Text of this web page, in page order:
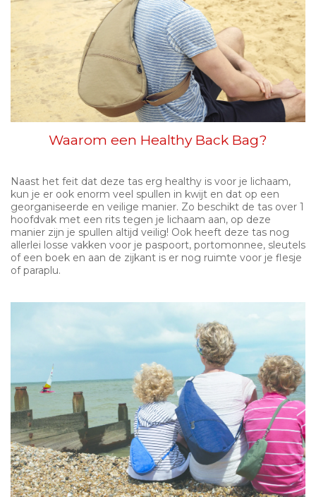
Waarom een Healthy Back Bag?
Naast het feit dat deze tas erg healthy is voor je lichaam,
kun je er ook enorm veel spullen in kwijt en dat op een
georganiseerde en veilige manier. Zo beschikt de tas over 1
hoofdvak met een rits tegen je lichaam aan, op deze
manier zijn je spullen altijd veilig! Ook heeft deze tas nog
allerlei losse vakken voor je paspoort, portomonnee, sleutels
of een boek en aan de zijkant is er nog ruimte voor je flesje
of paraplu.